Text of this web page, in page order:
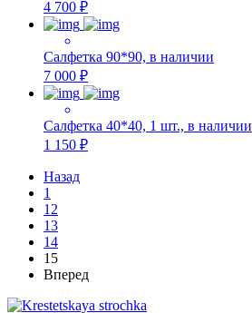
4 700 ₽
Салфетка 90*90, в наличии
7 000 ₽
Салфетка 40*40, 1 шт., в наличии
1 150 ₽
Назад
1
12
13
14
15
Вперед